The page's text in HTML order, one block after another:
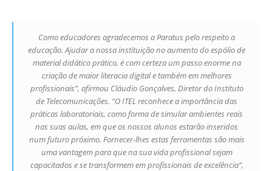
Como educadores agradecemos a Paratus pelo respeito a
educação. Ajudar a nossa instituição no aumento do espólio de
material didático prático, é com certeza um passo enorme na
criação de maior literacia digital e também em melhores
profissionais”, afirmou Cláudio Gonçalves, Diretor do Instituto
de Telecomunicações. “O ITEL reconhece a importância das
práticas laboratoriais, como forma de simular ambientes reais
nas suas aulas, em que os nossos alunos estarão inseridos
num futuro próximo. Fornecer-lhes estas ferramentas são mais
uma vantagem para que na sua vida profissional sejam
capacitados e se transformem em profissionais de excelência”,